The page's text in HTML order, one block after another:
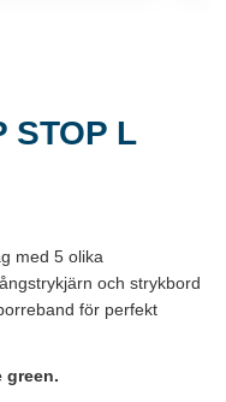
STOP L
med 5 olika
och strykbord
för perfekt
green.